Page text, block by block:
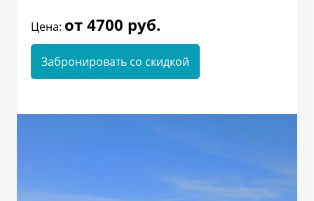
Цена: от 4700 руб.
Забронировать со скидкой